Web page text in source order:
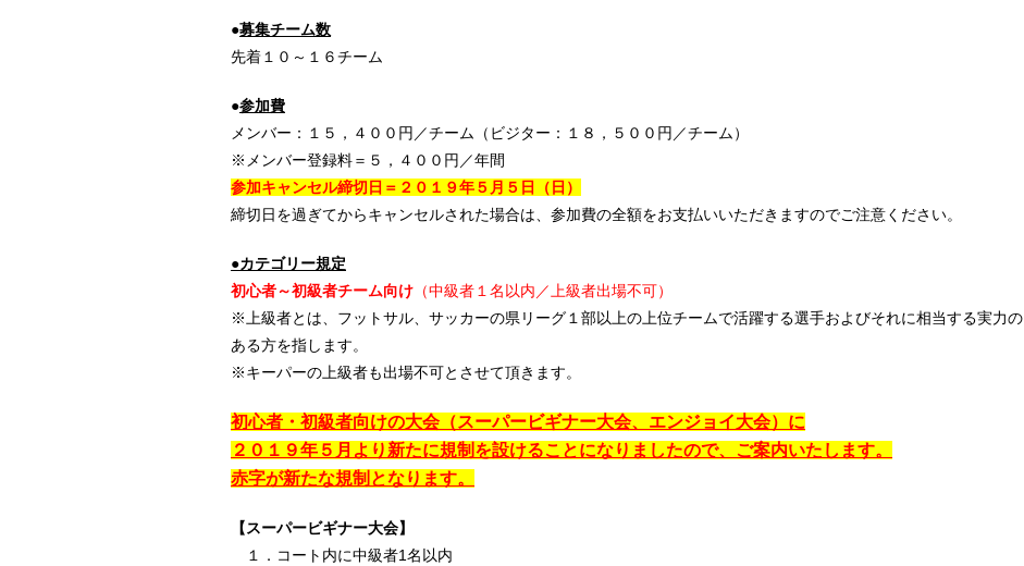
●募集チーム数
先着１０～１６チーム
●参加費
メンバー：１５，４００円／チーム（ビジター：１８，５００円／チーム）
※メンバー登録料＝５，４００円／年間
参加キャンセル締切日＝２０１９年５ 月５ 日
（日）
締切日を過ぎてからキャンセルされた場合は、参加費の全額をお支払いいただきますのでご注意ください。
●カテゴリー規定
初心者～初級者チーム向け （中級者１名以内／上級者出場不可）
※上級者とは、フットサル、サッカーの県リーグ１部以上の上位チームで活躍する選手およびそれに相当する実力の
ある方を指します。
※キーパーの上級者も出場不可とさせて頂きます。
初心者・初級者向けの大会（スーパービギナー大会、エンジョイ大会）に
２０１９年５月より新たに規制を設けることになりましたので、ご案内いたします。
赤字が新たな規制となります。
【スーパービギナー大会】
１．コート内に中級者1名以内